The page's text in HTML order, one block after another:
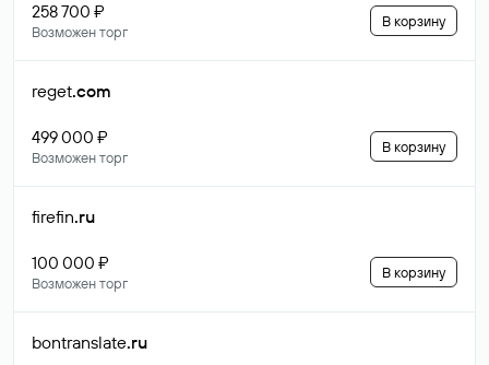
258 700 ₽
Возможен торг
В корзину
reget.com
499 000 ₽
Возможен торг
В корзину
firefin.ru
100 000 ₽
Возможен торг
В корзину
bontranslate.ru